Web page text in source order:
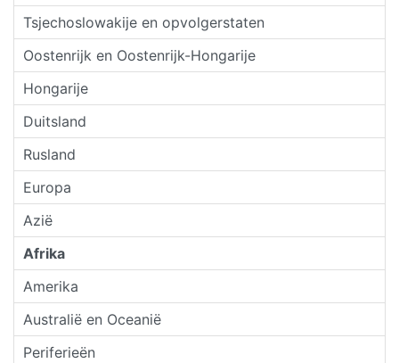
Tsjechoslowakije en opvolgerstaten
Oostenrijk en Oostenrijk-Hongarije
Hongarije
Duitsland
Rusland
Europa
Azië
Afrika
Amerika
Australië en Oceanië
Periferieën